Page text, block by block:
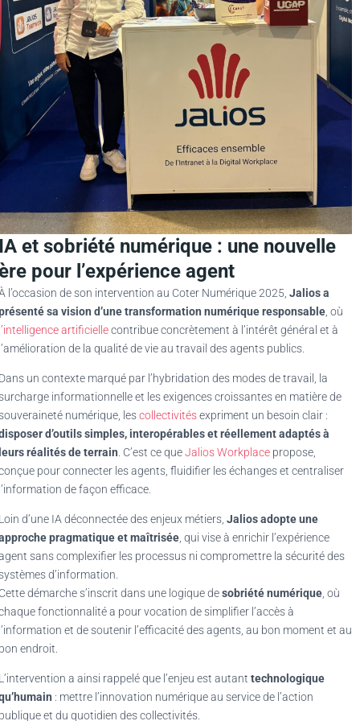
et sobriété numérique : une nouvelle
pour l’expérience agent
l’occasion de son intervention au Coter Numérique 2025, Jalios a
sa vision d’une transformation numérique responsable , où
artificiellecontribue concrètement à l’intérêt général et à
de la qualité de vie au travail des agents publics.
un contexte marqué par l’hybridation des modes de travail, la
informationnelle et les exigences croissantes en matière de
numérique, lescollectivitésexpriment un besoin clair :
d’outils simples, interopérables et réellement adaptés à
réalités de terrain . C’est ce queJalios Workplace propose,
pour connecter les agents, fluidifier les échanges et centraliser
de façon efficace.
d’une IA déconnectée des enjeux métiers, Jalios adopte une
pragmatique et maîtrisée , qui vise à enrichir l’expérience
sans complexifier les processus ni compromettre la sécurité des
d’information.
démarche s’inscrit dans une logique desobriété numérique , où
fonctionnalité a pour vocation de simplifier l’accès à
et de soutenir l’efficacité des agents, au bon moment et au
endroit.
a ainsi rappelé que l’enjeu est autant technologique
: mettre l’innovation numérique au service de l’action
et du quotidien des collectivités.